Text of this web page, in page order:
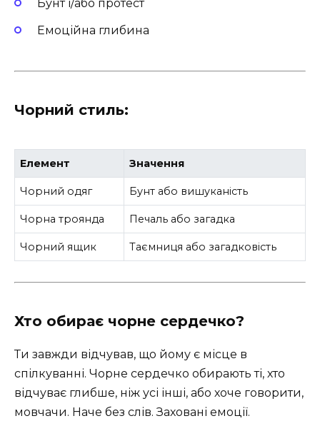
Бунт і/або протест
Емоційна глибина
Чорний стиль:
Елемент Значення
Чорний одяг Бунт або вишуканість
Чорна троянда Печаль або загадка
Чорний ящик Таємниця або загадковість
Хто обирає чорне сердечко?
Ти завжди відчував, що йому є місце в
спілкуванні. Чорне сердечко обирають ті, хто
відчуває глибше, ніж усі інші, або хоче говорити,
мовчачи. Наче без слів. Заховані емоції.